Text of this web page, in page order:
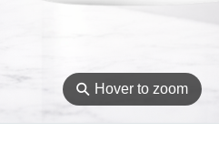
⚲ Hover to zoom